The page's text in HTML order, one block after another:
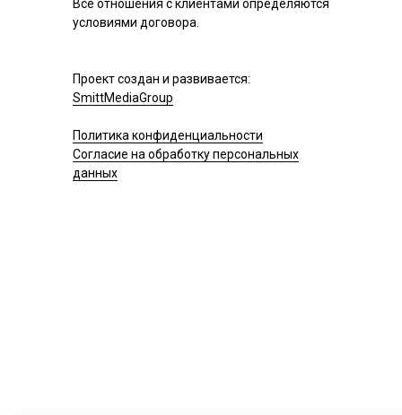
Все отношения с клиентами определяются
условиями договора.
Проект создан и развивается:
SmittMediaGroup
Политика конфиденциальности
Согласие на обработку персональных
данных